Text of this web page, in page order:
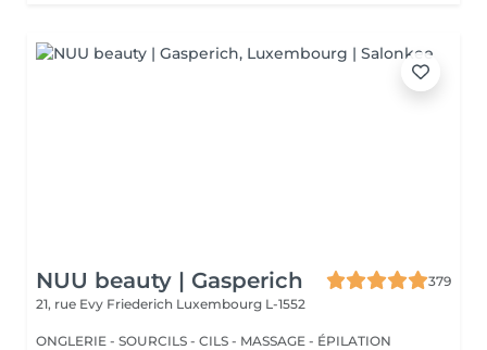
NUU beauty | Gasperich
379
21, rue Evy Friederich Luxembourg L-1552
ONGLERIE - SOURCILS - CILS - MASSAGE - ÉPILATION